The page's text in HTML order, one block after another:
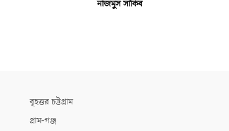
নাজমুস সাকিব
বৃহত্তর চট্টগ্রাম
গ্রাম-গঞ্জ